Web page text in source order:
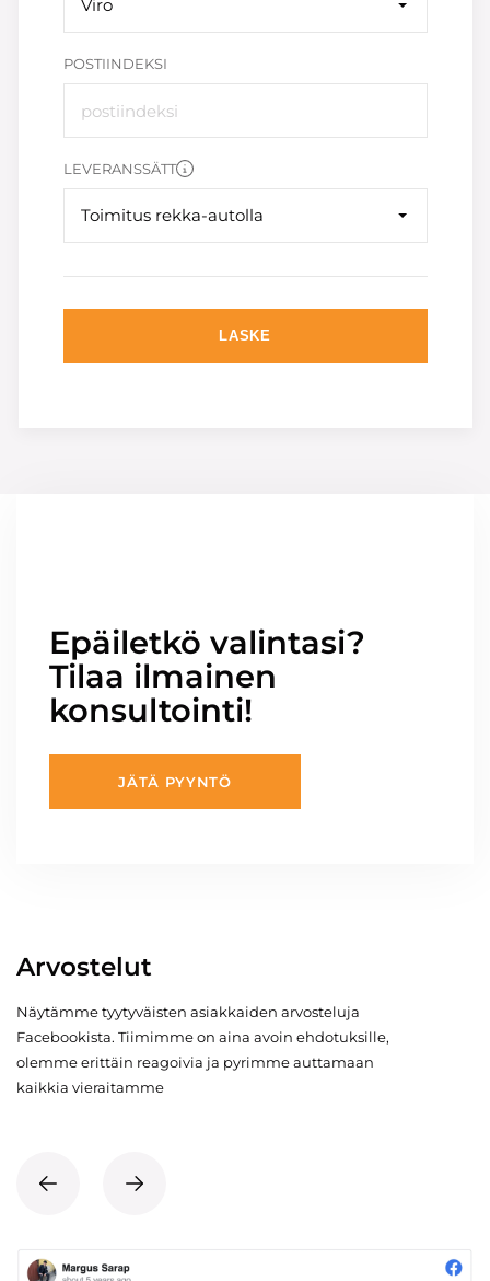
Viro
POSTIINDEKSI
LEVERANSSÄTT
Toimitus rekka-autolla
LASKE
Epäiletkö valintasi?
Tilaa ilmainen
konsultointi!
JÄTÄ PYYNTÖ
Arvostelut
Näytämme tyytyväisten asiakkaiden arvosteluja
Facebookista. Tiimimme on aina avoin ehdotuksille,
olemme erittäin reagoivia ja pyrimme auttamaan
kaikkia vieraitamme